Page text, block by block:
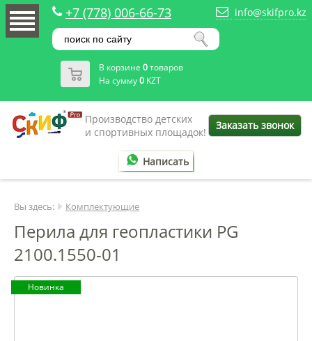
+7 (778) 006-66-73 info@skifpro.kz
В корзине 0товаров
На сумму0 KZT
Производство детских
и спортивных площадок!
Заказать звонок
Написать
Вы здесь: Комплектующие
Перила для геопластики PG
2100.1550-01
Новинка